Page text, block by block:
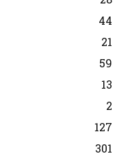
44
21
59
13
2
127
301